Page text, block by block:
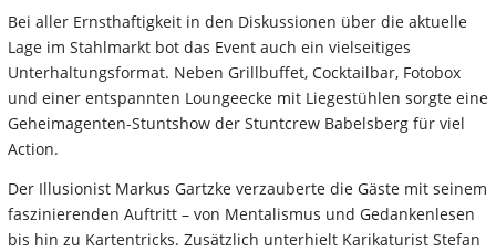
Bei aller Ernsthaftigkeit in den Diskussionen über die aktuelle
Lage im Stahlmarkt bot das Event auch ein vielseitiges
Unterhaltungsformat. Neben Grillbuffet, Cocktailbar, Fotobox
und einer entspannten Loungeecke mit Liegestühlen sorgte eine
Geheimagenten-Stuntshow der Stuntcrew Babelsberg für viel
Action.
Der Illusionist Markus Gartzke verzauberte die Gäste mit seinem
faszinierenden Auftritt – von Mentalismus und Gedankenlesen
bis hin zu Kartentricks. Zusätzlich unterhielt Karikaturist Stefan